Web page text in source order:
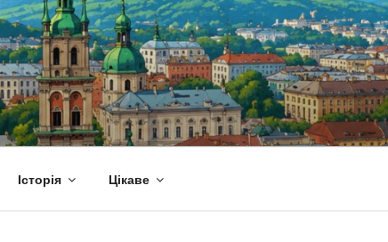
Історія Цікаве